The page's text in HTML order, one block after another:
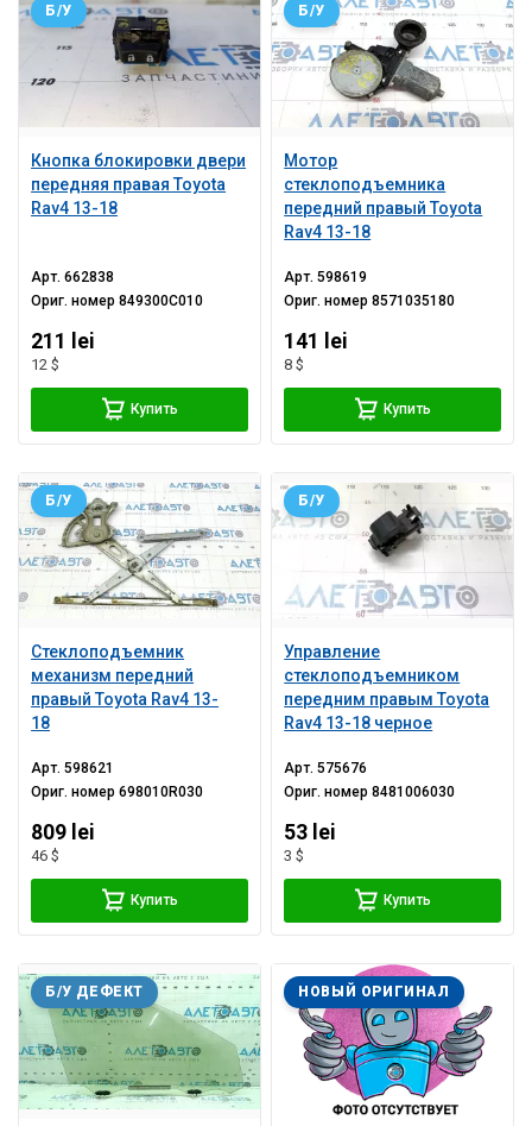
Кнопка блокировки двери
передняя правая Toyota
Rav4 13-18
Б/У
Арт.662838
Ориг. номер849300C010
211 lei
12 $
Купить
Мотор
стеклоподъемника
передний правый Toyota
Rav4 13-18
Б/У
Арт.598619
Ориг. номер8571035180
141 lei
8 $
Купить
Стеклоподъемник
механизм передний
правый Toyota Rav4 13-
18
Б/У
Арт.598621
Ориг. номер698010R030
809 lei
46 $
Купить
Управление
стеклоподъемником
передним правым Toyota
Rav4 13-18 черное
Б/У
Арт.575676
Ориг. номер8481006030
53 lei
3 $
Купить
Б/У ДЕФЕКТ НОВЫЙ ОРИГИНАЛ